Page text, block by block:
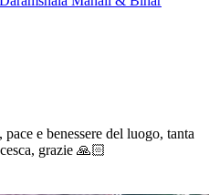
e benessere del luogo, tanta
grazie 🙏🏻